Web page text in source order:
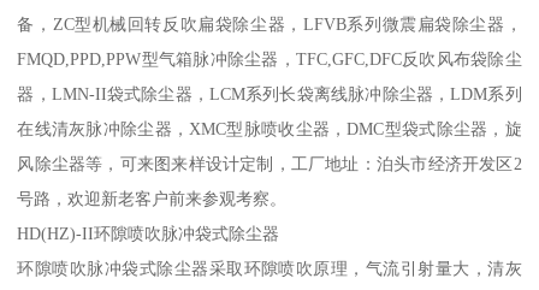
备，ZC型机械回转反吹扁袋除尘器，LFVB系列微震扁袋除尘器，
FMQD,PPD,PPW型气箱脉冲除尘器，TFC,GFC,DFC反吹风布袋除尘
器，LMN-II袋式除尘器，LCM系列长袋离线脉冲除尘器，LDM系列
在线清灰脉冲除尘器，XMC型脉喷收尘器，DMC型袋式除尘器，旋
风除尘器等，可来图来样设计定制，工厂地址：泊头市经济开发区2
号路，欢迎新老客户前来参观考察。
HD(HZ)-II环隙喷吹脉冲袋式除尘器
环隙喷吹脉冲袋式除尘器采取环隙喷吹原理，气流引射量大，清灰